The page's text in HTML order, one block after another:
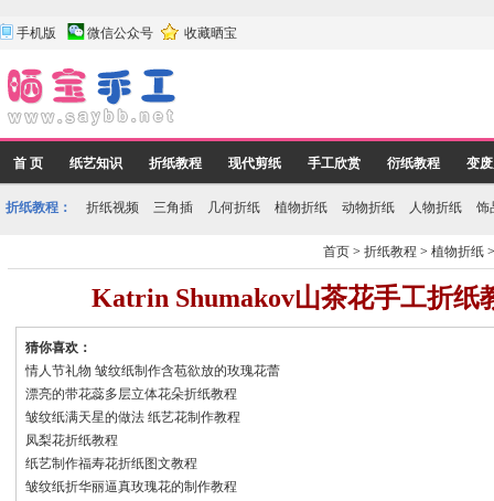
手机版 微信公众号 收藏晒宝
首 页 纸艺知识 折纸教程 现代剪纸 手工欣赏 衍纸教程 变
折纸教程： 折纸视频 三角插 几何折纸 植物折纸 动物折纸 人物折纸 饰
首页 >折纸教程 >植物折纸
Katrin Shumakov山茶花手工折纸
猜你喜欢：
情人节礼物 皱纹纸制作含苞欲放的玫瑰花蕾
漂亮的带花蕊多层立体花朵折纸教程
皱纹纸满天星的做法 纸艺花制作教程
凤梨花折纸教程
纸艺制作福寿花折纸图文教程
皱纹纸折华丽逼真玫瑰花的制作教程